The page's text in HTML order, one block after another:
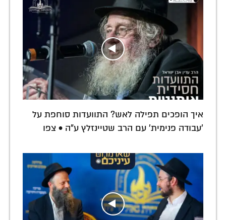
איך הופכים תפילה לאש? התוועדות סוחפת על
'עבודה פנימית' עם הרב שטיינזלץ ע"ה • צפו